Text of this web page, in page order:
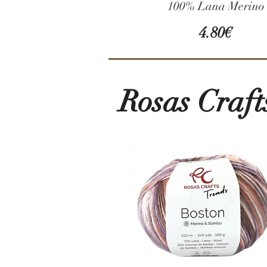
100% Lana Merino
4.80€
Rosas